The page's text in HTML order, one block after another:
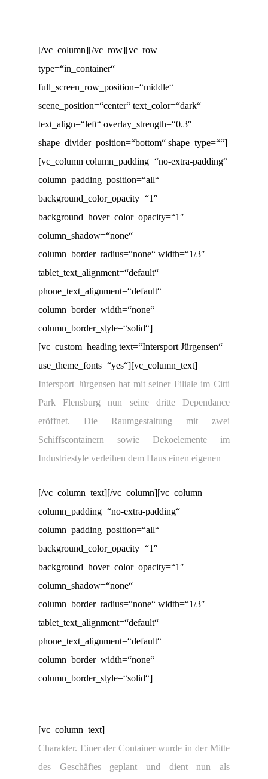
[/vc_column][/vc_row][vc_row
type=“in_container“
full_screen_row_position=“middle“
scene_position=“center“ text_color=“dark“
text_align=“left“ overlay_strength=“0.3″
shape_divider_position=“bottom“ shape_type=““]
[vc_column column_padding=“no-extra-padding“
column_padding_position=“all“
background_color_opacity=“1″
background_hover_color_opacity=“1″
column_shadow=“none“
column_border_radius=“none“ width=“1/3″
tablet_text_alignment=“default“
phone_text_alignment=“default“
column_border_width=“none“
column_border_style=“solid“]
[vc_custom_heading text=“Intersport Jürgensen“
use_theme_fonts=“yes“][vc_column_text]
Intersport Jürgensen hat mit seiner Filiale im Citti
Park Flensburg nun seine dritte Dependance
eröffnet. Die Raumgestaltung mit zwei
Schiffscontainern sowie Dekoelemente im
Industriestyle verleihen dem Haus einen eigenen
[/vc_column_text][/vc_column][vc_column
column_padding=“no-extra-padding“
column_padding_position=“all“
background_color_opacity=“1″
background_hover_color_opacity=“1″
column_shadow=“none“
column_border_radius=“none“ width=“1/3″
tablet_text_alignment=“default“
phone_text_alignment=“default“
column_border_width=“none“
column_border_style=“solid“]
[vc_column_text]
Charakter. Einer der Container wurde in der Mitte
des Geschäftes geplant und dient nun als